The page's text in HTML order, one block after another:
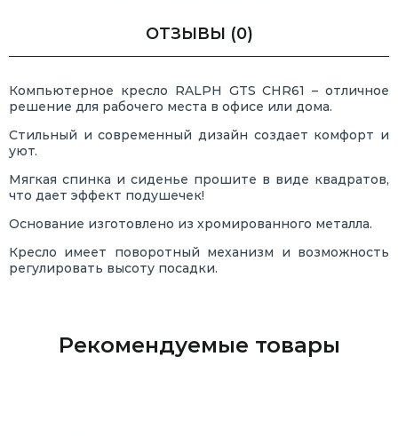
ОТЗЫВЫ (0)
Компьютерное кресло RALPH GTS CHR61 – отличное
решение для рабочего места в офисе или дома.
Стильный и современный дизайн создает комфорт и
уют.
Мягкая спинка и сиденье прошите в виде квадратов,
что дает эффект подушечек!
Основание изготовлено из хромированного металла.
Кресло имеет поворотный механизм и возможность
регулировать высоту посадки.
Рекомендуемые товары